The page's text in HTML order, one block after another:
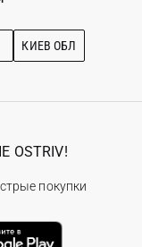
КИЕВ ОБЛ
покупки